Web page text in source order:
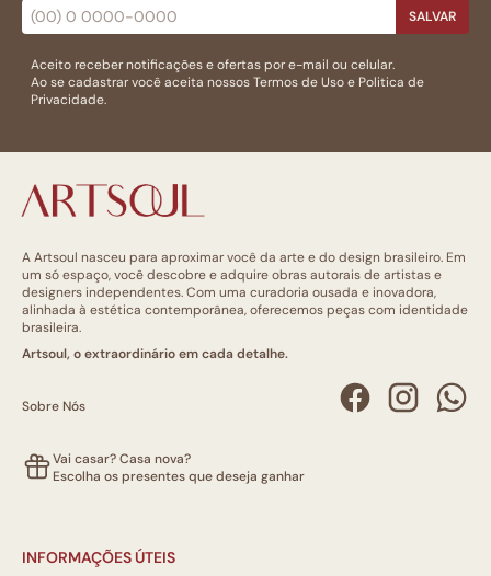
SALVAR
Aceito receber notificações e ofertas por e-mail ou celular.
Ao se cadastrar você aceita nossosTermos de Usoe Politica de
Privacidade.
A Artsoul nasceu para aproximar você da arte e do design brasileiro. Em
um só espaço, você descobre e adquire obras autorais de artistas e
designers independentes. Com uma curadoria ousada e inovadora,
alinhada à estética contemporânea, oferecemos peças com identidade
brasileira.
Artsoul, o extraordinário em cada detalhe.
Sobre Nós
Vai casar? Casa nova?
Escolha os presentes que deseja ganhar
INFORMAÇÕES ÚTEIS